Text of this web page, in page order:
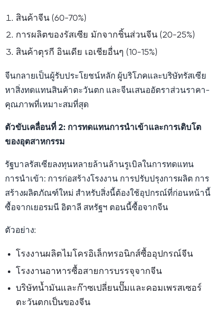
สินค้าจีน (60-70%)
การผลิตของรัสเซีย มักจากชิ้นส่วนจีน (20-25%)
สินค้าตุรกี อินเดีย เอเชียอื่นๆ (10-15%)
จีนกลายเป็นผู้รับประโยชน์หลัก ผู้บริโภคและบริษัทรัสเซีย
หาสิ่งทดแทนสินค้าตะวันตก และจีนเสนออัตราส่วนราคา-
คุณภาพที่เหมาะสมที่สุด
ตัวขับเคลื่อนที่ 2: การทดแทนการนำเข้าและการเติบโต
ของอุตสาหกรรม
รัฐบาลรัสเซียลงทุนหลายล้านล้านรูเบิลในการทดแทน
การนำเข้า: การก่อสร้างโรงงาน การปรับปรุงการผลิต การ
สร้างผลิตภัณฑ์ใหม่ สำหรับสิ่งนี้ต้องใช้อุปกรณ์ที่ก่อนหน้านี้
ซื้อจากเยอรมนี อิตาลี สหรัฐฯ ตอนนี้ซื้อจากจีน
ตัวอย่าง:
โรงงานผลิตไมโครอิเล็กทรอนิกส์ซื้ออุปกรณ์จีน
โรงงานอาหารซื้อสายการบรรจุจากจีน
บริษัทน้ำมันและก๊าซเปลี่ยนปั๊มและคอมเพรสเซอร์
ตะวันตกเป็นของจีน